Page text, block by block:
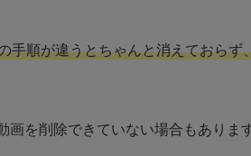
手順が違うとちゃんと消えておらず
を削除できていない場合もあります